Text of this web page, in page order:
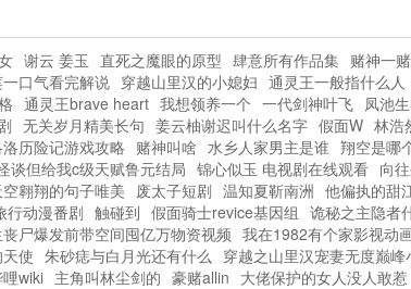
。
谢云 姜玉 直死之魔眼的原型 肆意所有作品集 赌神一
口气看完解说 穿越山里汉的小媳妇 通灵王一般指什么人
通灵王brave heart 我想领养一个 一代剑神叶飞 凤池
无关岁月精美长句 姜云柚谢迟叫什么名字 假面W 林浩
历险记游戏攻略 赌神叫啥 水乡人家男主是谁 翔空是哪
谈但给我c级天赋鲁元结局 锦心似玉 电视剧在线观看 向
空翱翔的句子唯美 废太子短剧 温知夏靳南洲 他偏执的甜
行动漫番剧 触碰到 假面骑士revice基因组 诡秘之主隐者
尸爆发前带空间囤亿万物资视频 我在1982有个家影视动
使 朱砂痣与白月光还有什么 穿越之山里汉宠妻无度巅峰
wiki 主角叫林尘剑的 豪赌allin 大佬保护的女人没人敢惹